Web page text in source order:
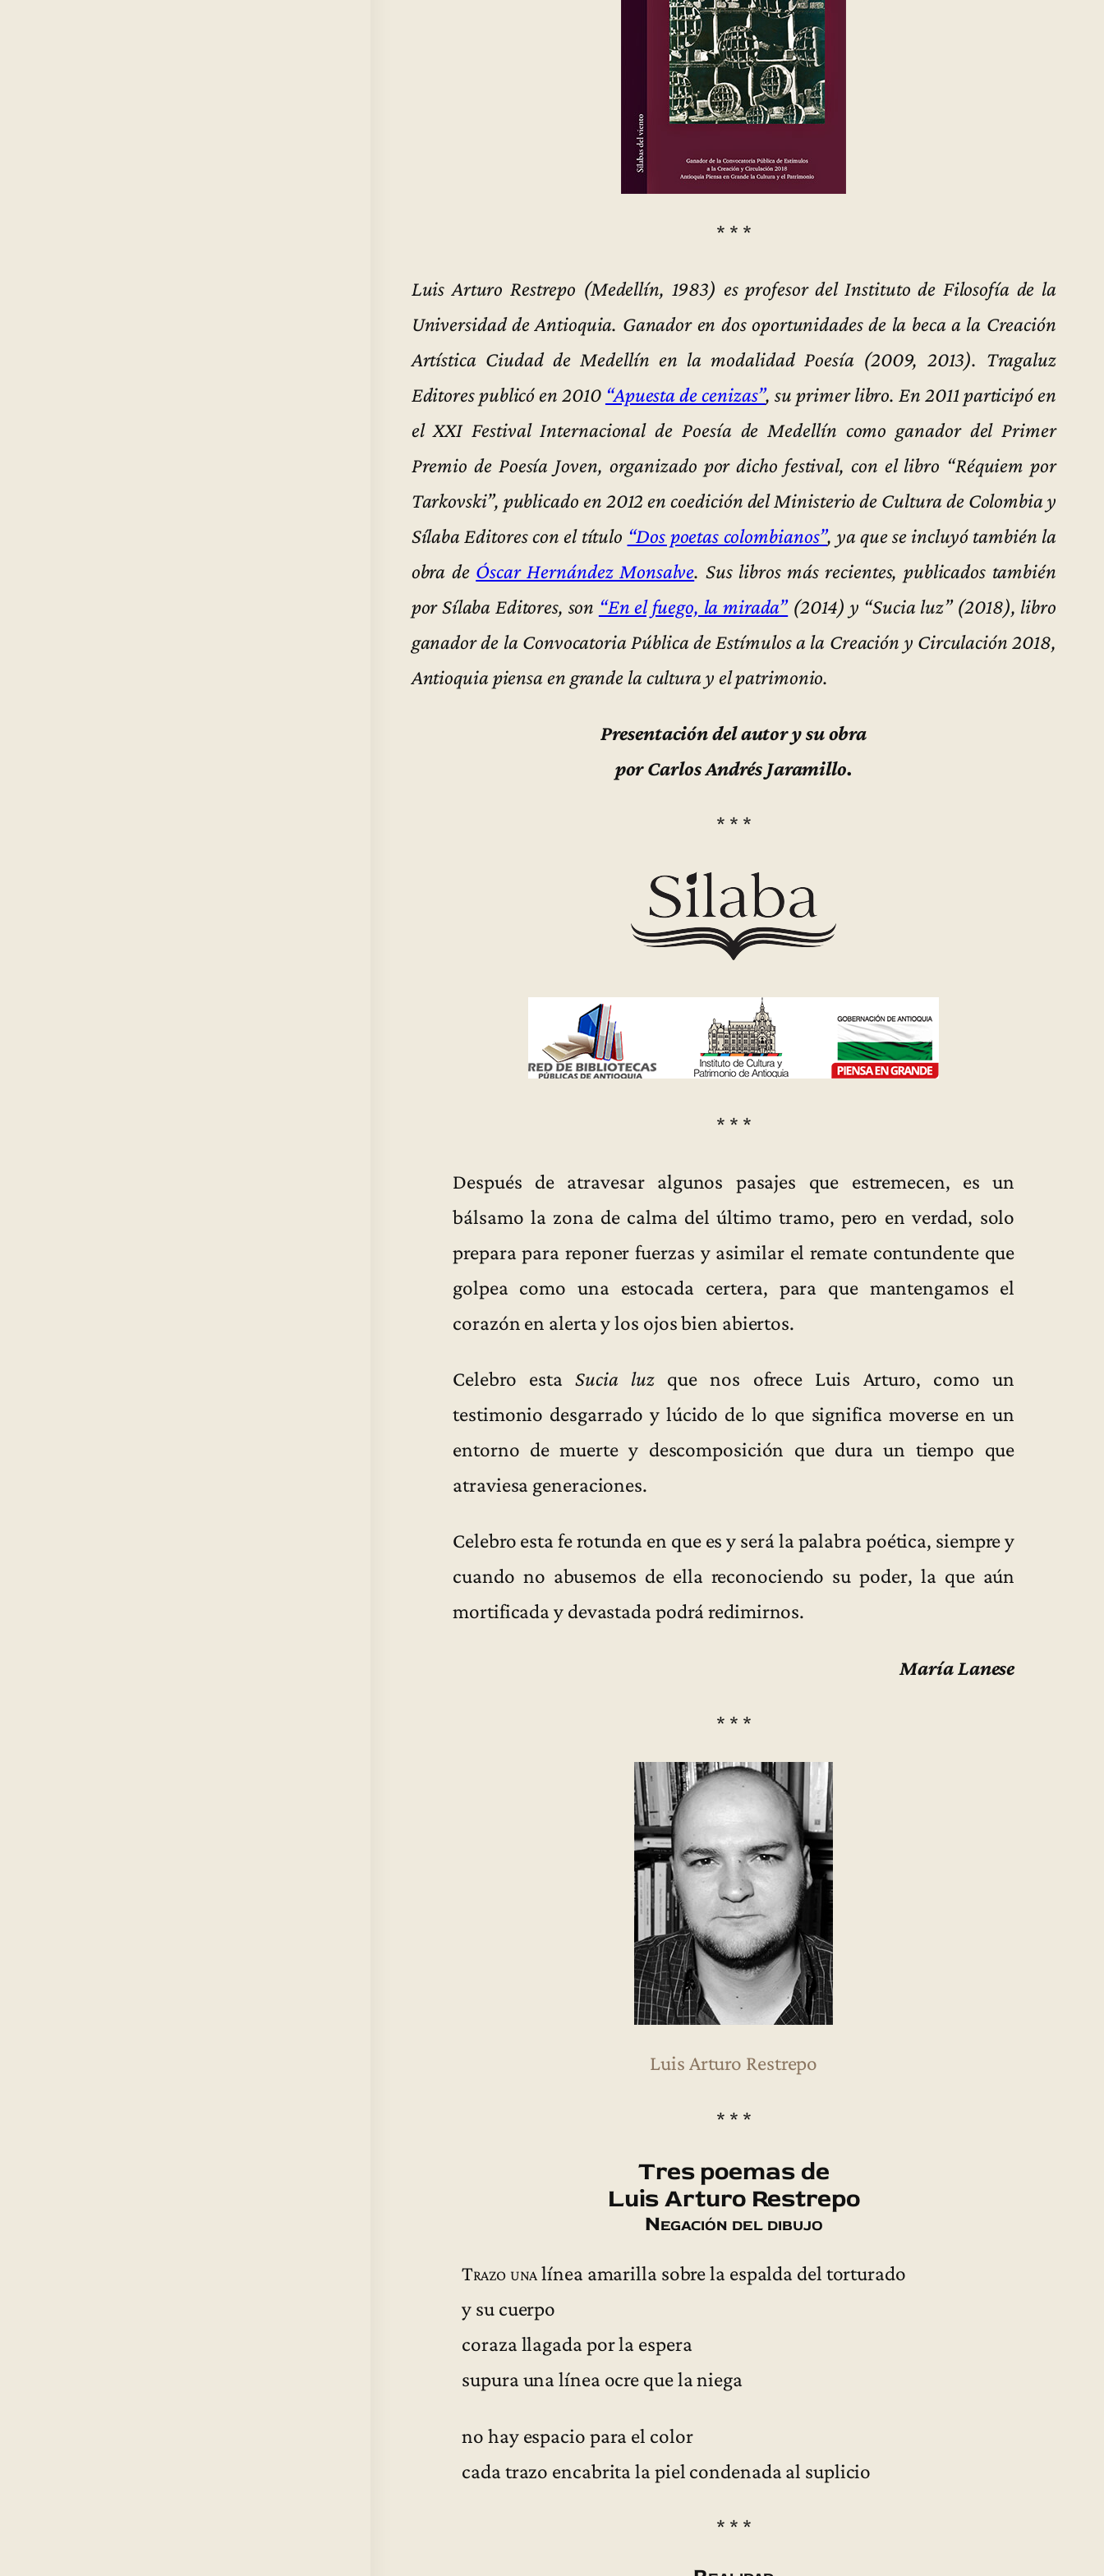
* * *
Luis Arturo Restrepo (Medellín, 1983) es profesor del Instituto de Filosofía de la
Universidad de Antioquia. Ganador en dos oportunidades de la beca a la Creación
Artística Ciudad de Medellín en la modalidad Poesía (2009, 2013). Tragaluz
Editores publicó en 2010 “Apuesta de cenizas”, su primer libro. En 2011 participó en
el XXI Festival Internacional de Poesía de Medellín como ganador del Primer
Premio de Poesía Joven, organizado por dicho festival, con el libro “Réquiem por
Tarkovski”, publicado en 2012 en coedición del Ministerio de Cultura de Colombia y
Sílaba Editores con el título “Dos poetas colombianos”, ya que se incluyó también la
obra de Óscar Hernández Monsalve. Sus libros más recientes, publicados también
por Sílaba Editores, son “En el fuego, la mirada”(2014) y “Sucia luz” (2018), libro
ganador de la Convocatoria Pública de Estímulos a la Creación y Circulación 2018,
Antioquia piensa en grande la cultura y el patrimonio.
Presentación del autor y su obra
por Carlos Andrés Jaramillo.
* * *
* * *
Después de atravesar algunos pasajes que estremecen, es un
bálsamo la zona de calma del último tramo, pero en verdad, solo
prepara para reponer fuerzas y asimilar el remate contundente que
golpea como una estocada certera, para que mantengamos el
corazón en alerta y los ojos bien abiertos.
Celebro estaSucia luzque nos ofrece Luis Arturo, como un
testimonio desgarrado y lúcido de lo que significa moverse en un
entorno de muerte y descomposición que dura un tiempo que
atraviesa generaciones.
Celebro esta fe rotunda en que es y será la palabra poética, siempre y
cuando no abusemos de ella reconociendo su poder, la que aún
mortificada y devastada podrá redimirnos.
María Lanese
* * *
Luis Arturo Restrepo
* * *
Tres poemas de
Luis Arturo Restrepo
Negación del dibujo
Trazo unalínea amarilla sobre la espalda del torturado
y su cuerpo
coraza llagada por la espera
supura una línea ocre que la niega
no hay espacio para el color
cada trazo encabrita la piel condenada al suplicio
* * *